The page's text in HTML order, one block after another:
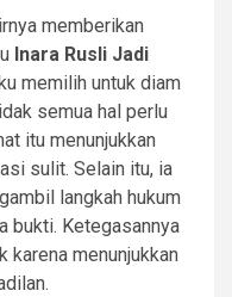
memberikan
Inara Rusli Jadi
memilih untuk diam
semua hal perlu
itu menunjukkan
sulit. Selain itu, ia
langkah hukum
bukti. Ketegasannya
karena menunjukkan